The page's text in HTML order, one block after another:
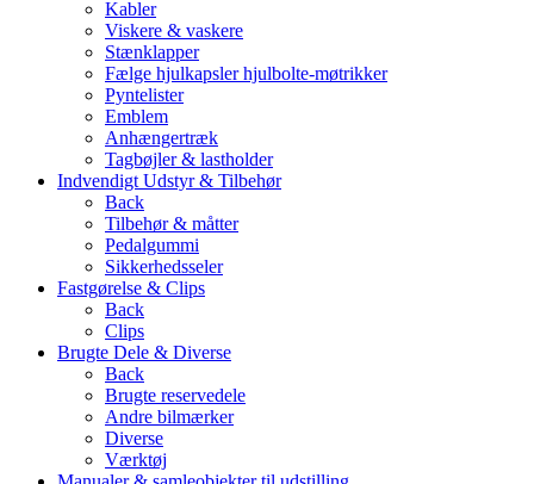
Kabler
Viskere & vaskere
Stænklapper
Fælge hjulkapsler hjulbolte-møtrikker
Pyntelister
Emblem
Anhængertræk
Tagbøjler & lastholder
Indvendigt Udstyr & Tilbehør
Back
Tilbehør & måtter
Pedalgummi
Sikkerhedsseler
Fastgørelse & Clips
Back
Clips
Brugte Dele & Diverse
Back
Brugte reservedele
Andre bilmærker
Diverse
Værktøj